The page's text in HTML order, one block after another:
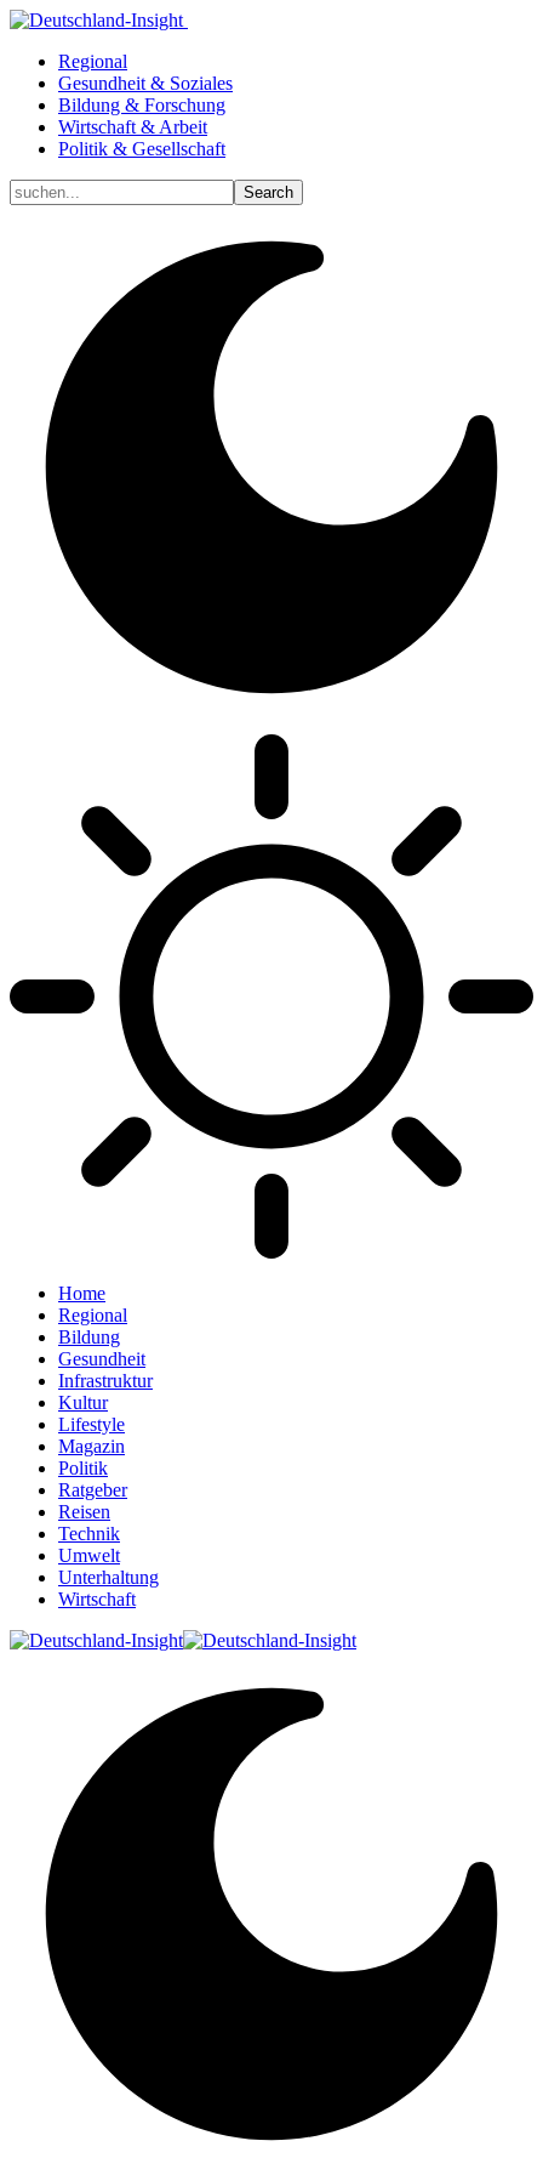
Regional
Gesundheit & Soziales
Bildung & Forschung
Wirtschaft & Arbeit
Politik & Gesellschaft
Home
Regional
Bildung
Gesundheit
Infrastruktur
Kultur
Lifestyle
Magazin
Politik
Ratgeber
Reisen
Technik
Umwelt
Unterhaltung
Wirtschaft